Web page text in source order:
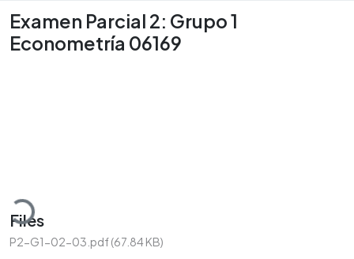
Examen Parcial 2: Grupo 1
Econometría 06169
Files
P2-G1-02-03.pdf(67.84 KB)